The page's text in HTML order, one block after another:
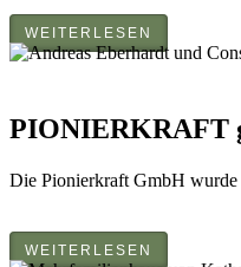
WEITERLESEN
PIONIERKRAFT
Die Pionierkraft GmbH
WEITERLESEN